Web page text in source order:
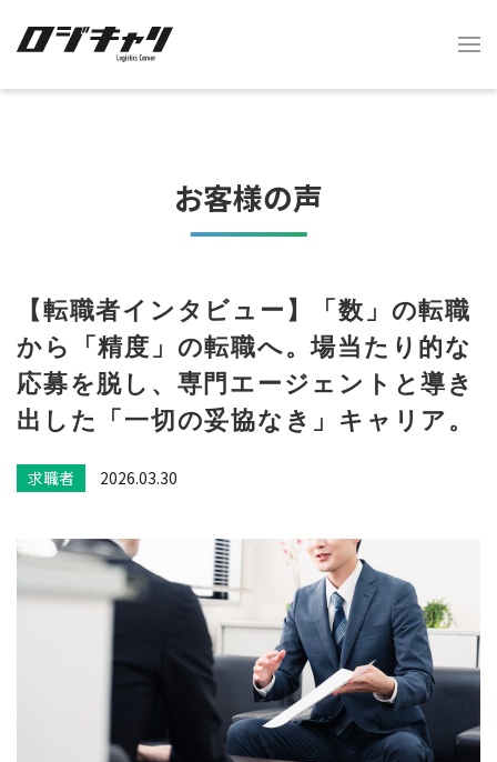
お客様の声
【転職者インタビュー】「数」の転職
から「精度」の転職へ。場当たり的な
応募を脱し、専門エージェントと導き
出した「一切の妥協なき」キャリア。
求職者 2026.03.30